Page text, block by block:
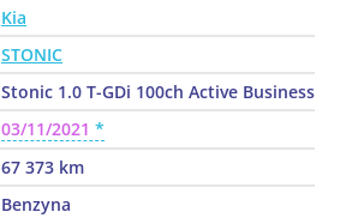
Kia
STONIC
Stonic 1.0 T-GDi 100ch Active Business
03/11/2021
67 373 km
Benzyna